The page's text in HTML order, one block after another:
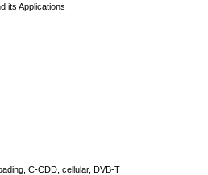
its Applications
C-CDD, cellular, DVB-T